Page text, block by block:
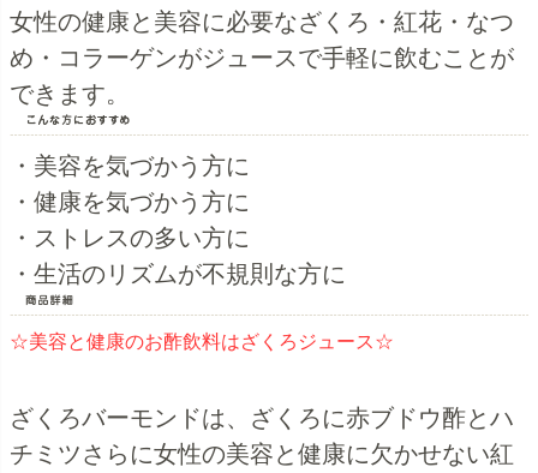
女性の健康と美容に必要なざくろ・紅花・なつ
め・コラーゲンがジュースで手軽に飲むことが
できます。
・美容を気づかう方に
・健康を気づかう方に
・ストレスの多い方に
・生活のリズムが不規則な方に
☆美容と健康のお酢飲料はざくろジュース☆
ざくろバーモンドは、ざくろに赤ブドウ酢とハ
チミツさらに女性の美容と健康に欠かせない紅